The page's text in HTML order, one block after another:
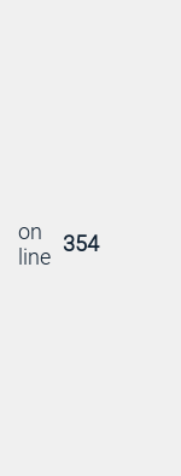
on
line 354